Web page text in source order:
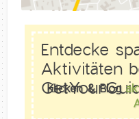
Entdecke
Aktivitäten
Klicken & Blog